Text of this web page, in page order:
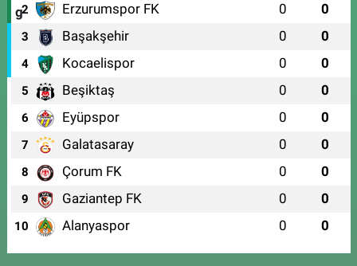
2 Erzurumspor FK 0 0
3 Başakşehir 0 0
4 Kocaelispor 0 0
5 Beşiktaş 0 0
6 Eyüpspor 0 0
7 Galatasaray 0 0
8 Çorum FK 0 0
9 Gaziantep FK 0 0
10 Alanyaspor 0 0